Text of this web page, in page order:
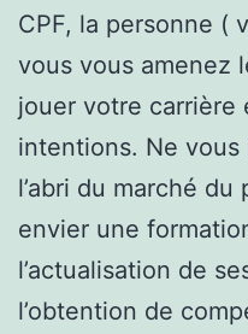
CPF, la personne (
vous vous amenez
jouer votre carrière
intentions. Ne vous
l’abri du marché
envier une
l’actualisation de
l’obtention de